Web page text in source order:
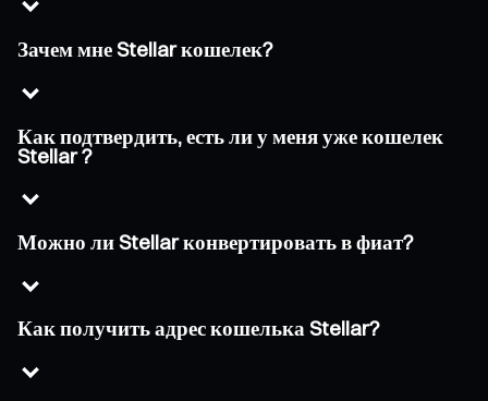
Зачем мне Stellar кошелек?
Как подтвердить, есть ли у меня уже кошелек
Stellar ?
Можно ли Stellar конвертировать в фиат?
Как получить адрес кошелька Stellar?